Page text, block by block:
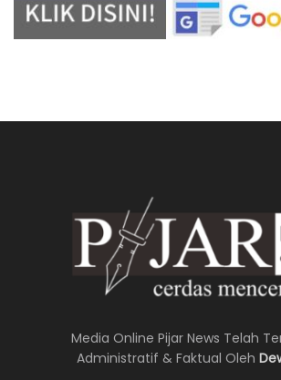
Media Online Pijar News Telah
Administratif & Faktual Oleh